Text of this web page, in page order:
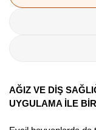
AĞIZ VE DİŞ
UYGULAMA İLE